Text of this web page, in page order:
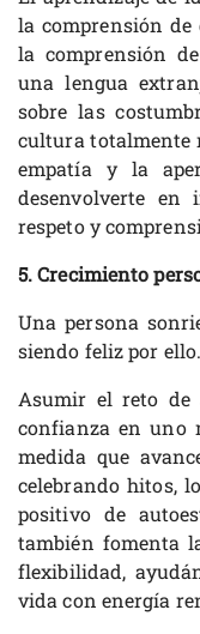
la comprensión
la comprensión
una lengua
sobre las
cultura totalmente
empatía y la
desenvolverte en
respeto y
5. Crecimiento
Una persona
siendo feliz por ello.
Asumir el reto de
confianza en uno
medida que
celebrando hitos,
positivo de
también fomenta
flexibilidad,
vida con energía